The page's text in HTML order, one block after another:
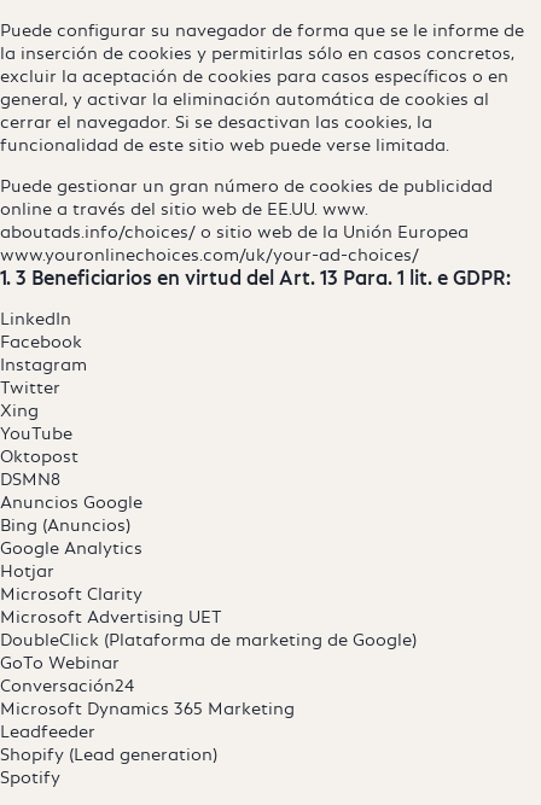
Puede configurar su navegador de forma que se le informe de
la inserción de cookies y permitirlas sólo en casos concretos,
excluir la aceptación de cookies para casos específicos o en
general, y activar la eliminación automática de cookies al
cerrar el navegador. Si se desactivan las cookies, la
funcionalidad de este sitio web puede verse limitada.
Puede gestionar un gran número de cookies de publicidad
online a través del sitio web de EE.UU. www.
aboutads.info/choices/ o sitio web de la Unión Europea
www.youronlinechoices.com/uk/your-ad-choices/
1. 3 Beneficiarios en virtud del Art. 13 Para. 1 lit. e GDPR:
LinkedIn
Facebook
Instagram
Twitter
Xing
YouTube
Oktopost
DSMN8
Anuncios Google
Bing (Anuncios)
Google Analytics
Hotjar
Microsoft Clarity
Microsoft Advertising UET
DoubleClick (Plataforma de marketing de Google)
GoTo Webinar
Conversación24
Microsoft Dynamics 365 Marketing
Leadfeeder
Shopify (Lead generation)
Spotify